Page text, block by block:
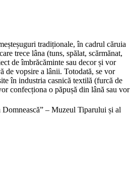
tradiționale, în cadrul căruia
trece lâna (tuns, spălat, scărmănat,
de îmbrăcăminte sau decor și vor
de vopsire a lânii. Totodată, se vor
în industria casnică textilă (furcă de
confecționa o păpușă din lână sau vor
– Muzeul Tiparului și al